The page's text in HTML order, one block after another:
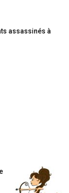
assassinés à